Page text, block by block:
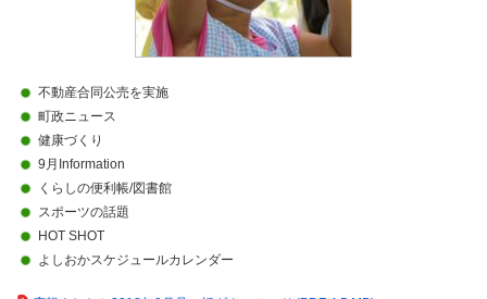
不動産合同公売を実施
町政ニュース
健康づくり
9月Information
くらしの便利帳/図書館
スポーツの話題
HOT SHOT
よしおかスケジュールカレンダー